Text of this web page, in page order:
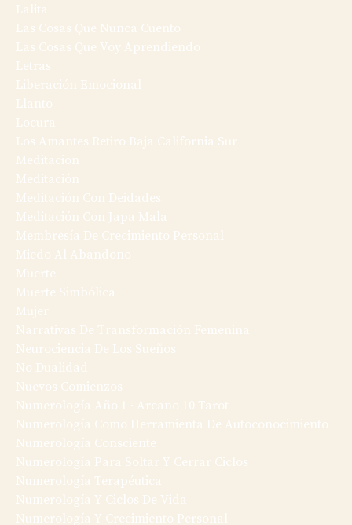
Lalita
Las Cosas Que Nunca Cuento
Las Cosas Que Voy Aprendiendo
Letras
Liberación Emocional
Llanto
Locura
Los Amantes Retiro Baja California Sur
Meditacion
Meditación
Meditación Con Deidades
Meditación Con Japa Mala
Membresía De Crecimiento Personal
Miedo Al Abandono
Muerte
Muerte Simbólica
Mujer
Narrativas De Transformación Femenina
Neurociencia De Los Sueños
No Dualidad
Nuevos Comienzos
Numerología Año 1 · Arcano 10 Tarot
Numerología Como Herramienta De Autoconocimiento
Numerología Consciente
Numerología Para Soltar Y Cerrar Ciclos
Numerología Terapéutica
Numerología Y Ciclos De Vida
Numerología Y Crecimiento Personal